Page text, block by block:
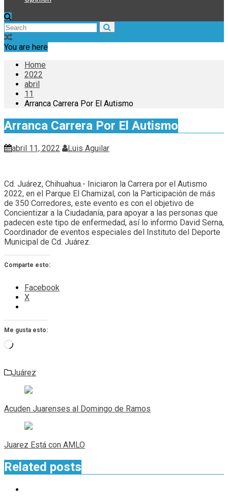
You are here
Home
2022
abril
11
Arranca Carrera Por El Autismo
Arranca Carrera Por El Autismo
abril 11, 2022 Luis Aguilar
Cd. Juárez, Chihuahua.- Iniciaron la Carrera por el Autismo
2022, en el Parque El Chamizal, con la Participación de más
de 350 Corredores, este evento es con el objetivo de
Concientizar a la Ciudadanía, para apoyar a las personas que
padecen este tipo de enfermedad, así lo informo David Serna,
Coordinador de eventos especiales del Instituto del Deporte
Municipal de Cd. Juárez.
Comparte esto:
Facebook
X
Me gusta esto:
Cargando...
Juárez
Navegación
de
entradas
Acuden Juarenses al Domingo de Ramos
Juarez Está con AMLO
Related posts